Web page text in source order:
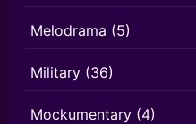
Melodrama (5)
Military (36)
Mockumentary (4)